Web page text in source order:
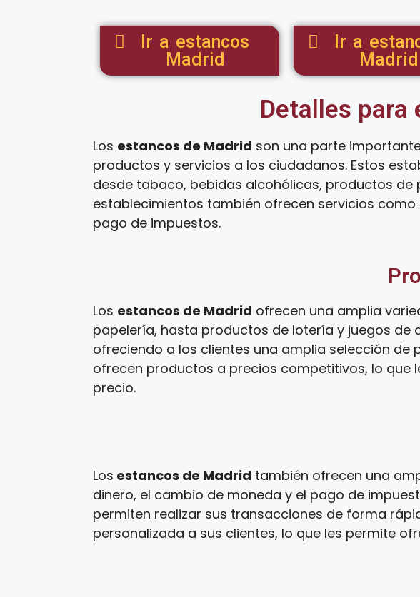
Ir a estancos
Madrid
Ir a
Madrid
Detalles para
Los estancos de Madrid son una parte
productos y servicios a los ciudadanos. Estos
desde tabaco, bebidas alcohólicas, productos
establecimientos también ofrecen servicios
pago de impuestos.
Los estancos de Madrid ofrecen una amplia
papelería, hasta productos de lotería y juegos de
ofreciendo a los clientes una amplia selección
ofrecen productos a precios competitivos, lo que
precio.
Los estancos de Madrid también ofrecen una
dinero, el cambio de moneda y el pago de
permiten realizar sus transacciones de forma
personalizada a sus clientes, lo que les permite